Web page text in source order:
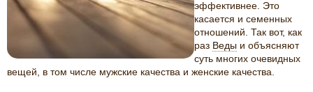
эффективнее. Это
касается и семенных
отношений. Так вот, как
раз Веды и объясняют
суть многих очевидных
вещей, в том числе мужские качества и женские качества.